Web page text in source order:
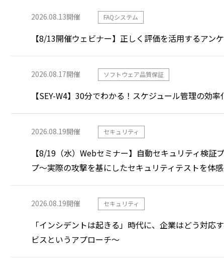
2026.08.13開催 FAQシステム
【8/13開催ウェビナー】正しく評価を活用するアン
2026.08.17開催 ソフトウェア品質保証
【SEY-W4】30分でわかる！スケジュール管理の効
2026.08.19開催 セキュリティ
【8/19（水）Webセミナー】自動セキュリティ検証
プ～実際の攻撃を基にしたセキュリティテストを体
2026.08.19開催 セキュリティ
「インシデントは起きる」時代に、企業はどう対応
ビスというアプローチ～